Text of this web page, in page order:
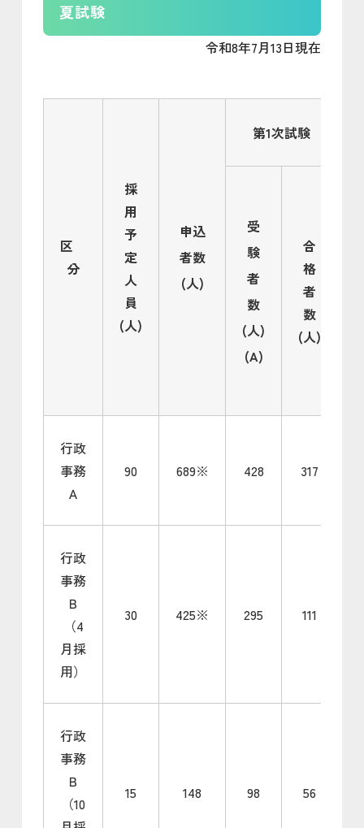
夏試験
令和8年7月13日現在
区
分
採
用
予
定
人
員
(人)
申込
者数
(人)
第1次試験
受
験
者
数
(人)
(A)
合
格
者
数
(人)
行政
事務
Ａ
90 689※ 428 317
行政
事務
Ｂ
（4
月採
用）
30 425※ 295 111
行政
事務
Ｂ
（10
15 148 98 56